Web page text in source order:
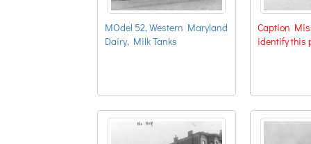
MOdel 52, Western Maryland
Dairy, Milk Tanks
Caption
identify this